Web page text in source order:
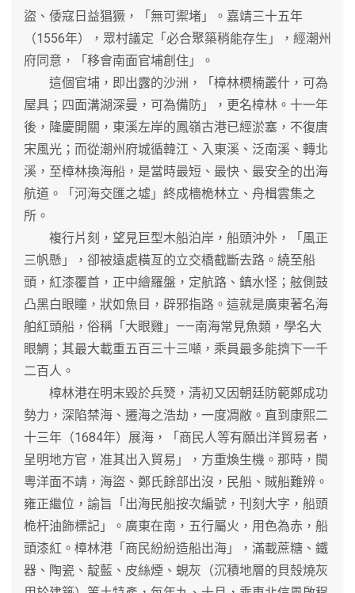
盜、倭寇日益猖獗，「無可禦堵」。嘉靖三十五年
（1556年），眾村議定「必合聚築稍能存生」，經潮州
府同意，「移會南面官埔創住」。
這個官埔，即出露的沙洲，「樟林槚楠叢什，可為
屋具；四面溝湖深曼，可為備防」，更名樟林。十一年
後，隆慶開關，東溪左岸的鳳嶺古港已經淤塞，不復唐
宋風光；而從潮州府城循韓江、入東溪、泛南溪、轉北
溪，至樟林換海船，是當時最短、最快、最安全的出海
航道。「河海交匯之墟」終成檣桅林立、舟楫雲集之
所。
複行片刻，望見巨型木船泊岸，船頭沖外，「風正
三帆懸」，卻被遠處橫亙的立交橋截斷去路。繞至船
頭，紅漆覆首，正中繪羅盤，定航路、鎮水怪；舷側鼓
凸黑白眼瞳，狀如魚目，辟邪指路。這就是廣東著名海
舶紅頭船，俗稱「大眼雞」——南海常見魚類，學名大
眼鯛；其最大載重五百三十三噸，乘員最多能擠下一千
二百人。
樟林港在明末毀於兵燹，清初又因朝廷防範鄭成功
勢力，深陷禁海、遷海之浩劫，一度凋敝。直到康熙二
十三年（1684年）展海，「商民人等有願出洋貿易者，
呈明地方官，准其出入貿易」，方重煥生機。那時，閩
粵洋面不靖，海盜、鄭氏餘部出沒，民船、賊船難辨。
雍正繼位，諭旨「出海民船按次編號，刊刻大字，船頭
桅杆油飾標記」。廣東在南，五行屬火，用色為赤，船
頭漆紅。樟林港「商民紛紛造船出海」，滿載蔗糖、鐵
器、陶瓷、靛藍、皮絲煙、蜆灰（沉積地層的貝殼燒灰